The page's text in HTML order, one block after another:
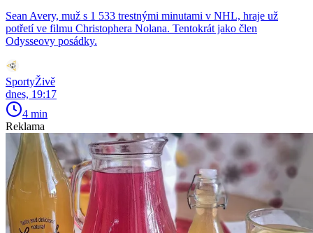
Sean Avery, muž s 1 533 trestnými minutami v NHL, hraje už
potřetí ve filmu Christophera Nolana. Tentokrát jako člen
Odysseovy posádky.
SportyŽivě
dnes, 19:17
4 min
Reklama